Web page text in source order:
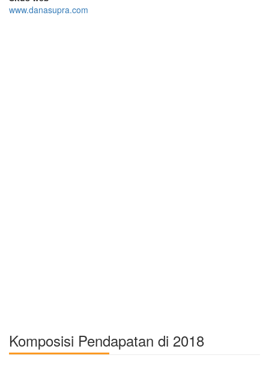
www.danasupra.com
Komposisi Pendapatan di 2018